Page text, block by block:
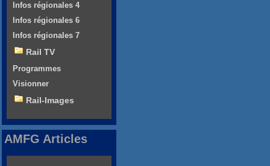
Infos régionales 4
Infos régionales 6
Infos régionales 7
Rail TV
Programmes
Visionner
Rail-Images
AMFG Articles